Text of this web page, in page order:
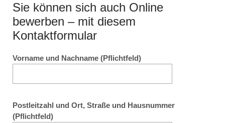
Sie können sich auch Online
bewerben – mit diesem
Kontaktformular
Vorname und Nachname (Pflichtfeld)
Postleitzahl und Ort, Straße und Hausnummer
(Pflichtfeld)